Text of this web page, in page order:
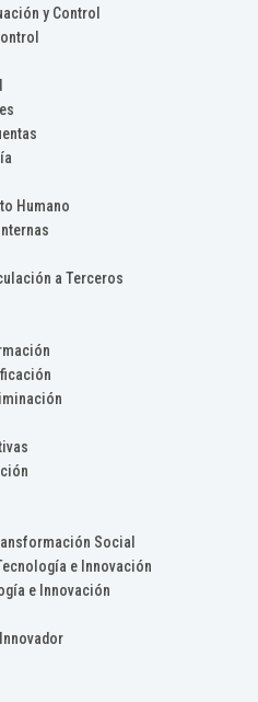
y Control
Humano
a Terceros
Social
e Innovación
e Innovación